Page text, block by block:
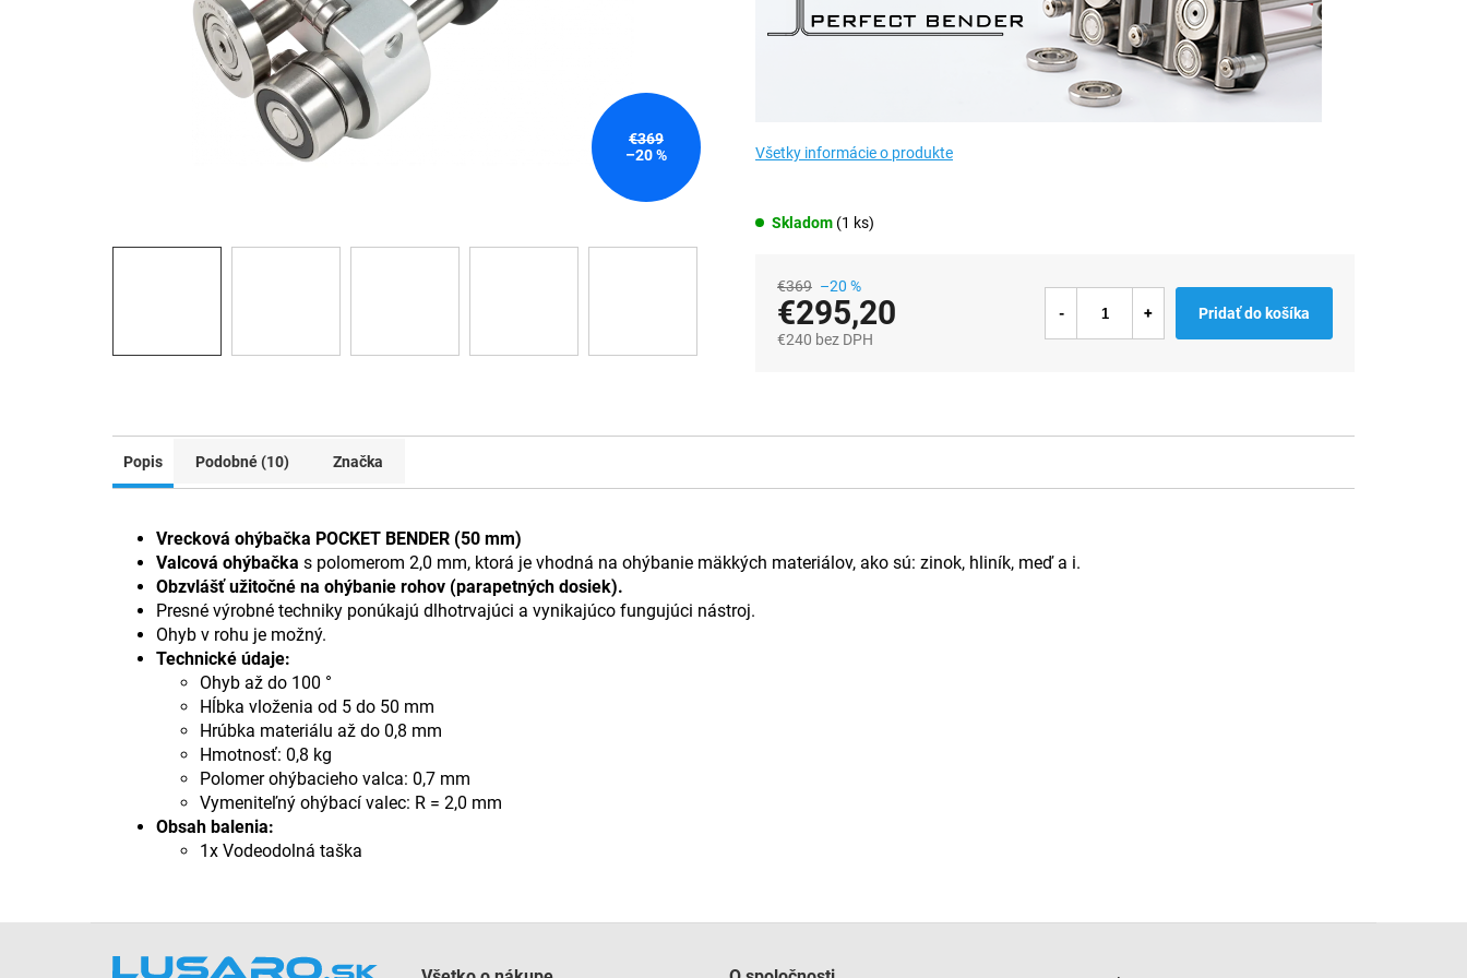
€369
–20 %
Skladom (1 ks)
Všetky informácie o produkte
€369 –20 %
€295,20
€240 bez DPH
Pridať do košíka
Popis Podobné (10) Značka
Vrecková ohýbačka POCKET BENDER (50 mm)
Valcová ohýbačka s polomerom 2,0 mm, ktorá je vhodná na ohýbanie mäkkých materiálov, ako sú: zinok, hliník, meď a i.
Obzvlášť užitočné na ohýbanie rohov (parapetných dosiek).
Presné výrobné techniky ponúkajú dlhotrvajúci a vynikajúco fungujúci nástroj.
Ohyb v rohu je možný.
Technické údaje:
Ohyb až do 100 °
Hĺbka vloženia od 5 do 50 mm
Hrúbka materiálu až do 0,8 mm
Hmotnosť: 0,8 kg
Polomer ohýbacieho valca: 0,7 mm
Vymeniteľný ohýbací valec: R = 2,0 mm
Obsah balenia:
1x Vodeodolná taška